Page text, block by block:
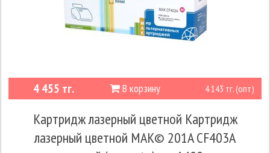
В корзину
4 455 тг. 4 143 тг. (опт)
Картридж лазерный цветной Картридж
лазерный цветной MAK© 201A CF403A